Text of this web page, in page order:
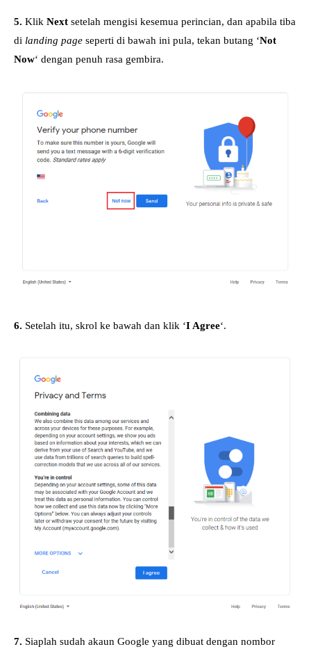
5. Klik Next setelah mengisi kesemua perincian, dan apabila tiba
di landing page seperti di bawah ini pula, tekan butang ‘Not
Now‘ dengan penuh rasa gembira.
6. Setelah itu, skrol ke bawah dan klik ‘I Agree‘.
7. Siaplah sudah akaun Google yang dibuat dengan nombor